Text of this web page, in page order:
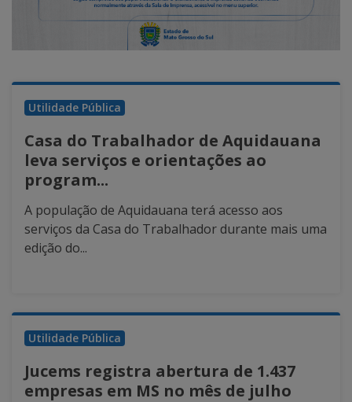
Utilidade Pública
Casa do Trabalhador de Aquidauana
leva serviços e orientações ao
program...
A população de Aquidauana terá acesso aos
serviços da Casa do Trabalhador durante mais uma
edição do...
Utilidade Pública
Jucems registra abertura de 1.437
empresas em MS no mês de julho